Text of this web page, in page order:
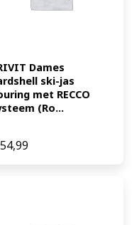
Dames
ski-jas
met RECCO
(Ro...
54,99